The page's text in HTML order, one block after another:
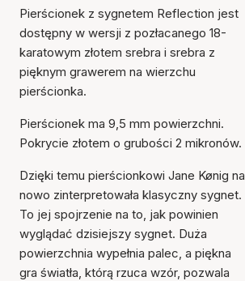
Pierścionek z sygnetem Reflection jest
dostępny w wersji z pozłacanego 18-
karatowym złotem srebra i srebra z
pięknym grawerem na wierzchu
pierścionka.
Pierścionek ma 9,5 mm powierzchni.
Pokrycie złotem o grubości 2 mikronów.
Dzięki temu pierścionkowi Jane Kønig na
nowo zinterpretowała klasyczny sygnet.
To jej spojrzenie na to, jak powinien
wyglądać dzisiejszy sygnet. Duża
powierzchnia wypełnia palec, a piękna
gra światła, którą rzuca wzór, pozwala